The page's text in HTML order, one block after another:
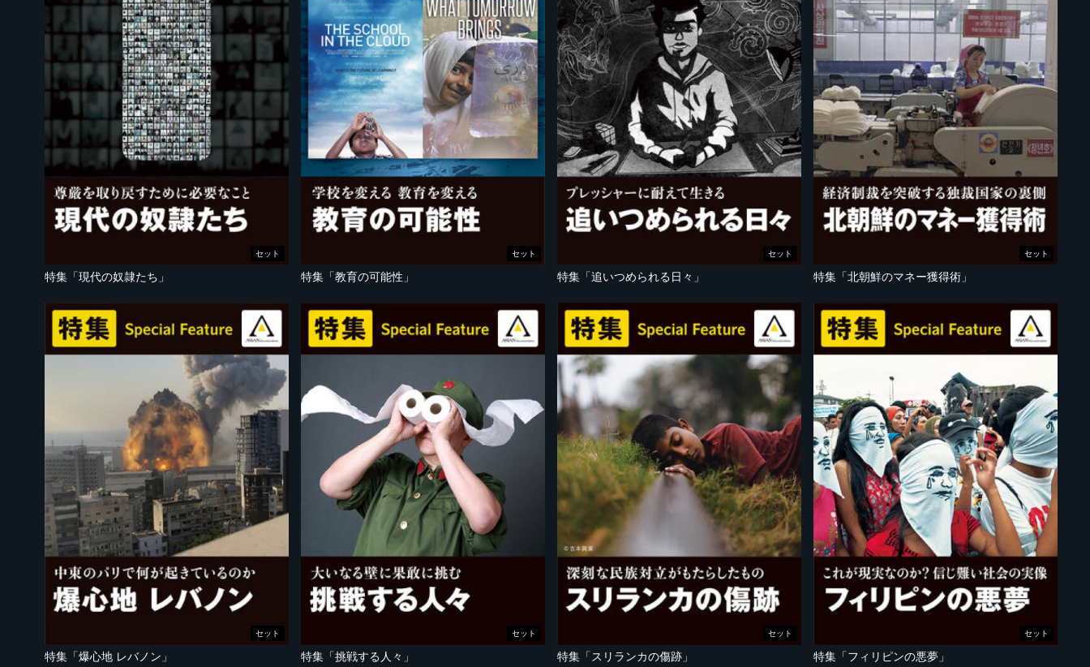
セット
特集「現代の奴隷たち」
セット
特集「教育の可能性」
セット
特集「追いつめられる日々」
セット
特集「北朝鮮のマネー獲得術」
セット
特集「爆心地 レバノン」
セット
特集「挑戦する人々」
セット
特集「スリランカの傷跡」
セット
特集「フィリピンの悪夢」